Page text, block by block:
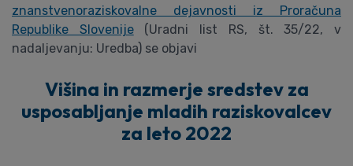
znanstvenoraziskovalne dejavnosti iz Proračuna
Republike Slovenije(Uradni list RS, št. 35/22, v
nadaljevanju: Uredba) se objavi
Višina in razmerje sredstev za
usposabljanje mladih raziskovalcev
za leto 2022